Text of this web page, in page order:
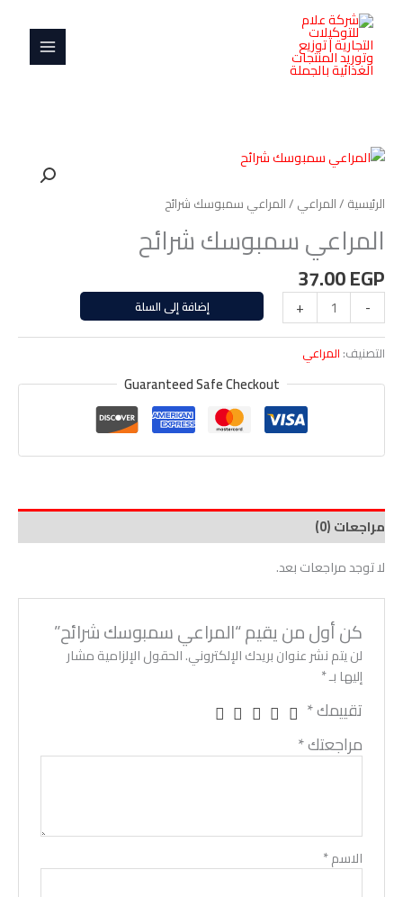
المحتوى
MENU
الرئيسية /المراعي / المراعي سمبوسك شرائح
المراعي سمبوسك شرائح
37.00EGP
-
كمية
سمبوسك
شرائح
+ إضافة إلى السلة
التصنيف: المراعي
Guaranteed Safe Checkout
مراجعات (0)
لا توجد مراجعات بعد.
كن أول من يقيم “المراعي سمبوسك شرائح”
لن يتم نشر عنوان بريدك الإلكتروني.الحقول الإلزامية مشار
إليها بـ*
تقييمك*
مراجعتك*
الاسم*
شرائح